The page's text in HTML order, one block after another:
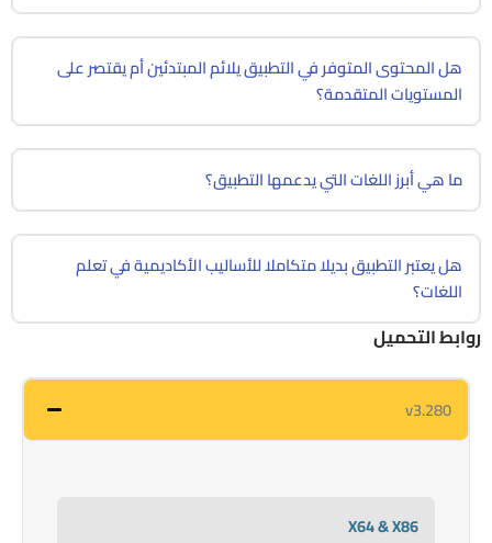
هل المحتوى المتوفر في التطبيق يلائم المبتدئين أم يقتصر على
المستويات المتقدمة؟
ما هي أبرز اللغات التي يدعمها التطبيق؟
هل يعتبر التطبيق بديلا متكاملا للأساليب الأكاديمية في تعلم
اللغات؟
روابط التحميل
v3.280
X64 & X86